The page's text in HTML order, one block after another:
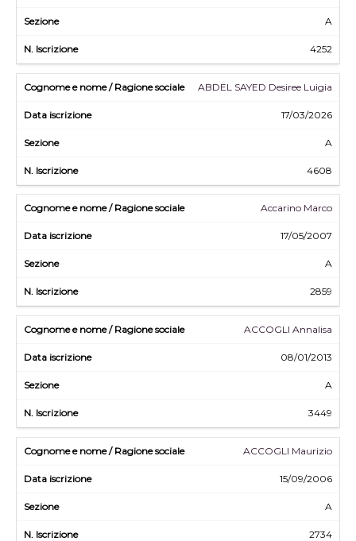
A
4252
ABDEL SAYED Desiree Luigia
17/03/2026
A
4608
Accarino Marco
17/05/2007
A
2859
ACCOGLI Annalisa
08/01/2013
A
3449
ACCOGLI Maurizio
15/09/2006
A
2734